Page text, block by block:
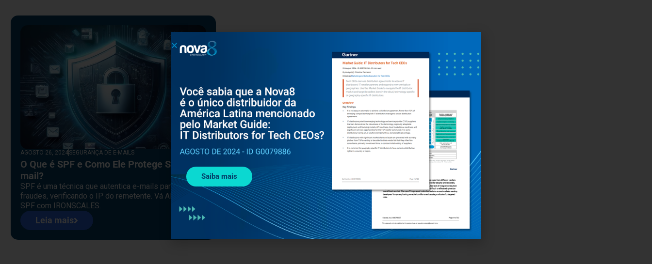
AGOSTO 26, 2024SEGURANÇA DE E-MAILS
O Que é SPF e Como Ele Protege Seu E-
mail?
SPF é uma técnica que autentica e-mails para prevenir
fraudes, verificando o IP do remetente. Vá Além do
SPF com IRONSCALES.
Leia mais
Saiba mais